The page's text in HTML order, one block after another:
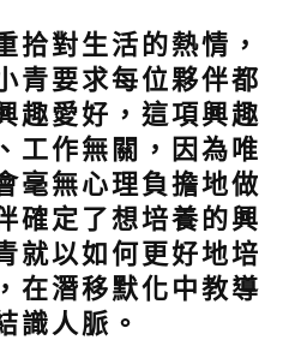
對生活的熱情，
青要求每位夥伴都
趣愛好，這項興趣
工作無關，因為唯
毫無心理負擔地做
確定了想培養的興
就以如何更好地培
在潛移默化中教導
識人脈。